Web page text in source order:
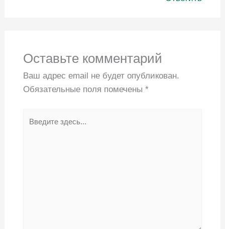
Оставьте комментарий
Ваш адрес email не будет опубликован.
Обязательные поля помечены *
здесь...